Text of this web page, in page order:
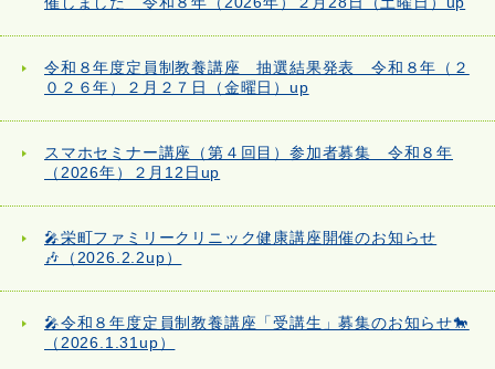
令和８年度定員制教養講座 抽選結果発表 令和８年（２
０２６年）２月２７日（金曜日）up
スマホセミナー講座（第４回目）参加者募集 令和８年
（2026年）２月12日up
🎤栄町ファミリークリニック健康講座開催のお知らせ
🎶（2026.2.2up）
🎤令和８年度定員制教養講座「受講生」募集のお知らせ🐎
（2026.1.31up）